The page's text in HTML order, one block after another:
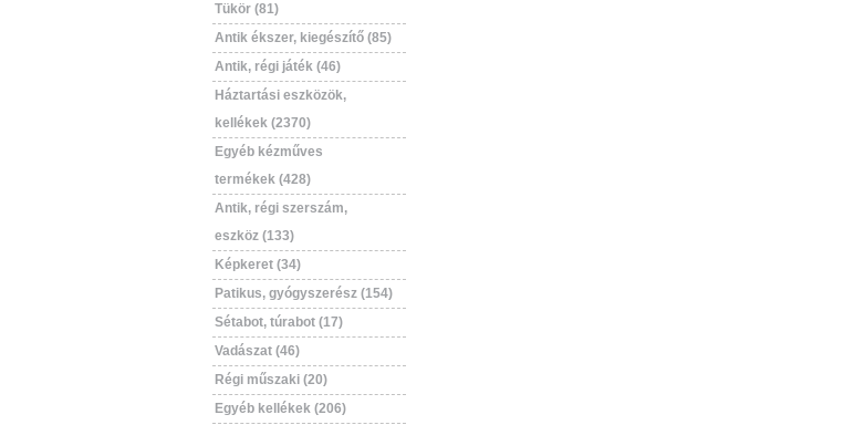
Tükör (81)
Antik ékszer, kiegészítő (85)
Antik, régi játék (46)
Háztartási eszközök,
kellékek (2370)
Egyéb kézműves
termékek (428)
Antik, régi szerszám,
eszköz (133)
Képkeret (34)
Patikus, gyógyszerész (154)
Sétabot, túrabot (17)
Vadászat (46)
Régi műszaki (20)
Egyéb kellékek (206)